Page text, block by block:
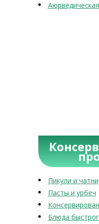
Пикули и чатни
Пасты и урбеч
Блюда